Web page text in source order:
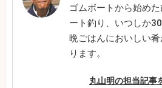
ゴムボートから始め
ート釣り、いつしか
晩ごはんにおいしい
ります。
丸山明の担当記事